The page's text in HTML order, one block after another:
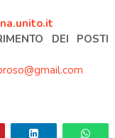
DEI POSTI